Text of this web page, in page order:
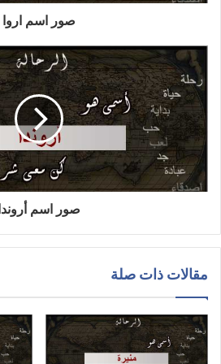
صور اسم اروا
صور اسم أروندا
مقالات ذات صلة